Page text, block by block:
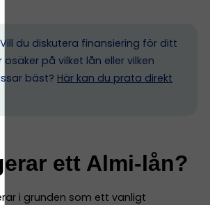
Vill du diskutera finansiering för ditt
på vilket lån eller vilken
bäst? Här kan du prata direkt
ett Almi-lån?
i grunden som ett vanligt